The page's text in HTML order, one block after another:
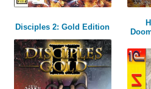
Disciples 2: Gold Edition